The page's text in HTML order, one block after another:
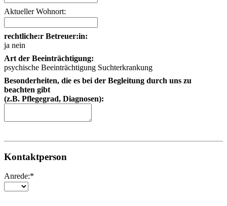
Aktueller Wohnort:
rechtliche:r Betreuer:in:
ja nein
Art der Beeinträchtigung:
psychische Beeinträchtigung Suchterkrankung
Besonderheiten, die es bei der Begleitung durch uns zu
beachten gibt
(z.B. Pflegegrad, Diagnosen):
Kontaktperson
Anrede:*